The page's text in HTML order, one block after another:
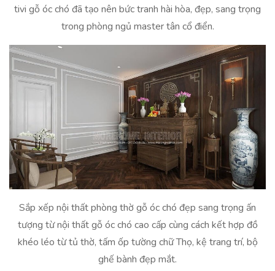
tivi gỗ óc chó đã tạo nên bức tranh hài hòa, đẹp, sang trọng
trong phòng ngủ master tân cổ điển.
Sắp xếp nội thất phòng thờ gỗ óc chó đẹp sang trọng ấn
tượng từ nội thất gỗ óc chó cao cấp cùng cách kết hợp đồ
khéo léo từ tủ thờ, tấm ốp tường chữ Thọ, kệ trang trí, bộ
ghế bành đẹp mắt.